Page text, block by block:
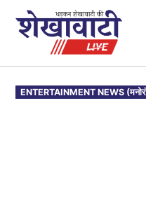
POSTED
IN
ENTERTAINMENT NEWS